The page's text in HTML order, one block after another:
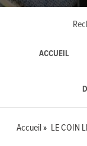
ACCUEIL
Accueil LE COIN